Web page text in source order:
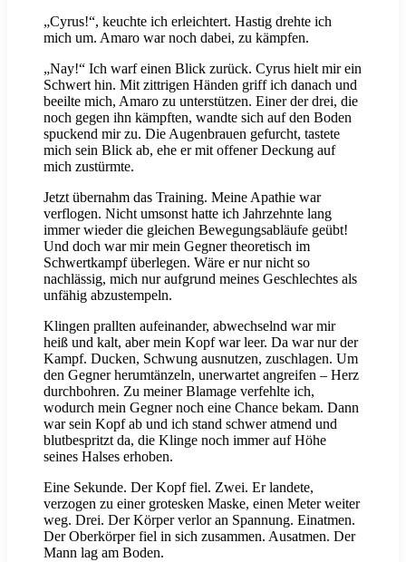
„Cyrus!“, keuchte ich erleichtert. Hastig drehte ich
mich um. Amaro war noch dabei, zu kämpfen.
„Nay!“ Ich warf einen Blick zurück. Cyrus hielt mir ein
Schwert hin. Mit zittrigen Händen griff ich danach und
beeilte mich, Amaro zu unterstützen. Einer der drei, die
noch gegen ihn kämpften, wandte sich auf den Boden
spuckend mir zu. Die Augenbrauen gefurcht, tastete
mich sein Blick ab, ehe er mit offener Deckung auf
mich zustürmte.
Jetzt übernahm das Training. Meine Apathie war
verflogen. Nicht umsonst hatte ich Jahrzehnte lang
immer wieder die gleichen Bewegungsabläufe geübt!
Und doch war mir mein Gegner theoretisch im
Schwertkampf überlegen. Wäre er nur nicht so
nachlässig, mich nur aufgrund meines Geschlechtes als
unfähig abzustempeln.
Klingen prallten aufeinander, abwechselnd war mir
heiß und kalt, aber mein Kopf war leer. Da war nur der
Kampf. Ducken, Schwung ausnutzen, zuschlagen. Um
den Gegner herumtänzeln, unerwartet angreifen – Herz
durchbohren. Zu meiner Blamage verfehlte ich,
wodurch mein Gegner noch eine Chance bekam. Dann
war sein Kopf ab und ich stand schwer atmend und
blutbespritzt da, die Klinge noch immer auf Höhe
seines Halses erhoben.
Eine Sekunde. Der Kopf fiel. Zwei. Er landete,
verzogen zu einer grotesken Maske, einen Meter weiter
weg. Drei. Der Körper verlor an Spannung. Einatmen.
Der Oberkörper fiel in sich zusammen. Ausatmen. Der
Mann lag am Boden.